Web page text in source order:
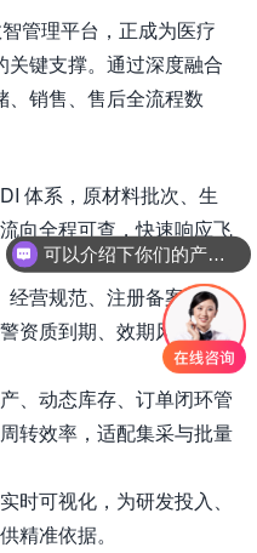
管理平台，正成为医疗
关键支撑。通过深度融合
、销售、售后全流程数
体系，原材料批次、生
向全程可查，快速响应飞
经营规范、注册备案要求
资质到期、效期风险、批
产、动态库存、订单闭环管
转效率，适配集采与批量
时可视化，为研发投入、
精准依据。
可以介绍下你们的产品么
你们是怎么收费的呢